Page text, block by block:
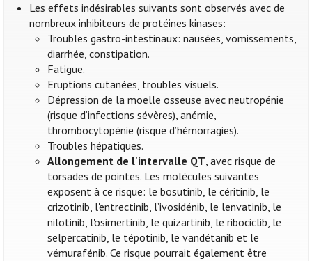
Les effets indésirables suivants sont observés avec de
nombreux inhibiteurs de protéines kinases:
Troubles gastro-intestinaux: nausées, vomissements,
diarrhée, constipation.
Fatigue.
Eruptions cutanées, troubles visuels.
Dépression de la moelle osseuse avec neutropénie
(risque d’infections sévères), anémie,
thrombocytopénie (risque d’hémorragies).
Troubles hépatiques.
Allongement de l'intervalle QT, avec risque de
torsades de pointes. Les molécules suivantes
exposent à ce risque: le bosutinib, le céritinib, le
crizotinib, l'entrectinib, l’ivosidénib, le lenvatinib, le
nilotinib, l'osimertinib, le quizartinib, le ribociclib, le
selpercatinib, le tépotinib, le vandétanib et le
vémurafénib. Ce risque pourrait également être